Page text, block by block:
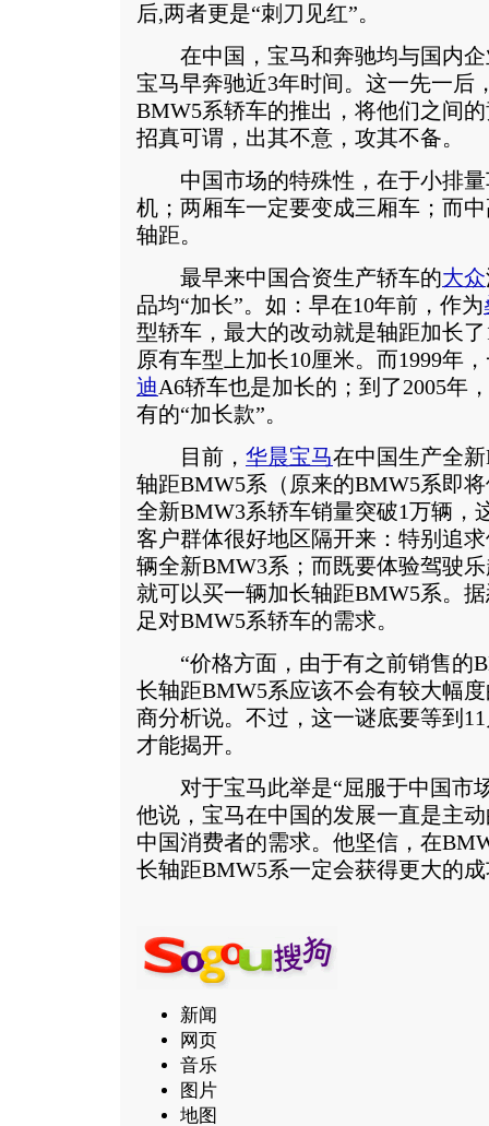
后,两者更是“刺刀见红”。
在中国，宝马和奔驰均与国内企
宝马早奔驰近3年时间。这一先一后
BMW5系轿车的推出，将他们之间
招真可谓，出其不意，攻其不备。
中国市场的特殊性，在于小排量
机；两厢车一定要变成三厢车；而
轴距。
最早来中国合资生产轿车的大众
品均“加长”。如：早在10年前，作为
型轿车，最大的改动就是轴距加长
原有车型上加长10厘米。而1999年
迪A6轿车也是加长的；到了2005年
有的“加长款”。
目前， 华晨宝马在中国生产全
轴距BMW5系（原来的BMW5系即
全新BMW3系轿车销量突破1万辆，
客户群体很好地区隔开来：特别追
辆全新BMW3系；而既要体验驾驶
就可以买一辆加长轴距BMW5系。
足对BMW5系轿车的需求。
“价格方面，由于有之前销售的
长轴距BMW5系应该不会有较大幅
商分析说。不过，这一谜底要等到
才能揭开。
对于宝马此举是“屈服于中国市
他说，宝马在中国的发展一直是主
中国消费者的需求。他坚信，在
长轴距BMW5系一定会获得更大的
新闻
网页
音乐
图片
地图